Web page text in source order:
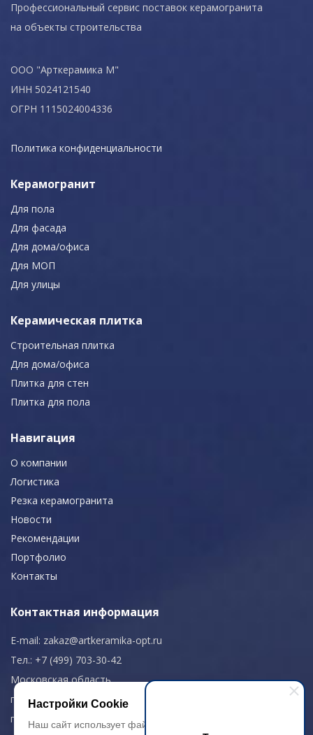
Профессиональный сервис поставок керамогранита
на объекты строительства
ООО "Арткерамика М"
ИНН 5024121540
ОГРН 1115024004336
Политика конфиденциальности
Керамогранит
Для пола
Для фасада
Для дома/офиса
Для МОП
Для улицы
Керамическая плитка
Строительная плитка
Для дома/офиса
Плитка для стен
Плитка для пола
Навигация
О компании
Логистика
Резка керамогранита
Новости
Рекомендации
Портфолио
Контакты
Контактная информация
E-mail: zakaz@artkeramika-opt.ru
Тел.: +7 (499) 703-30-42
Московская область,
г. Красногорск
пн-чт: 09.00-18.00
Настройки Cookie
Наш сайт использует файлы cookie, чтобы